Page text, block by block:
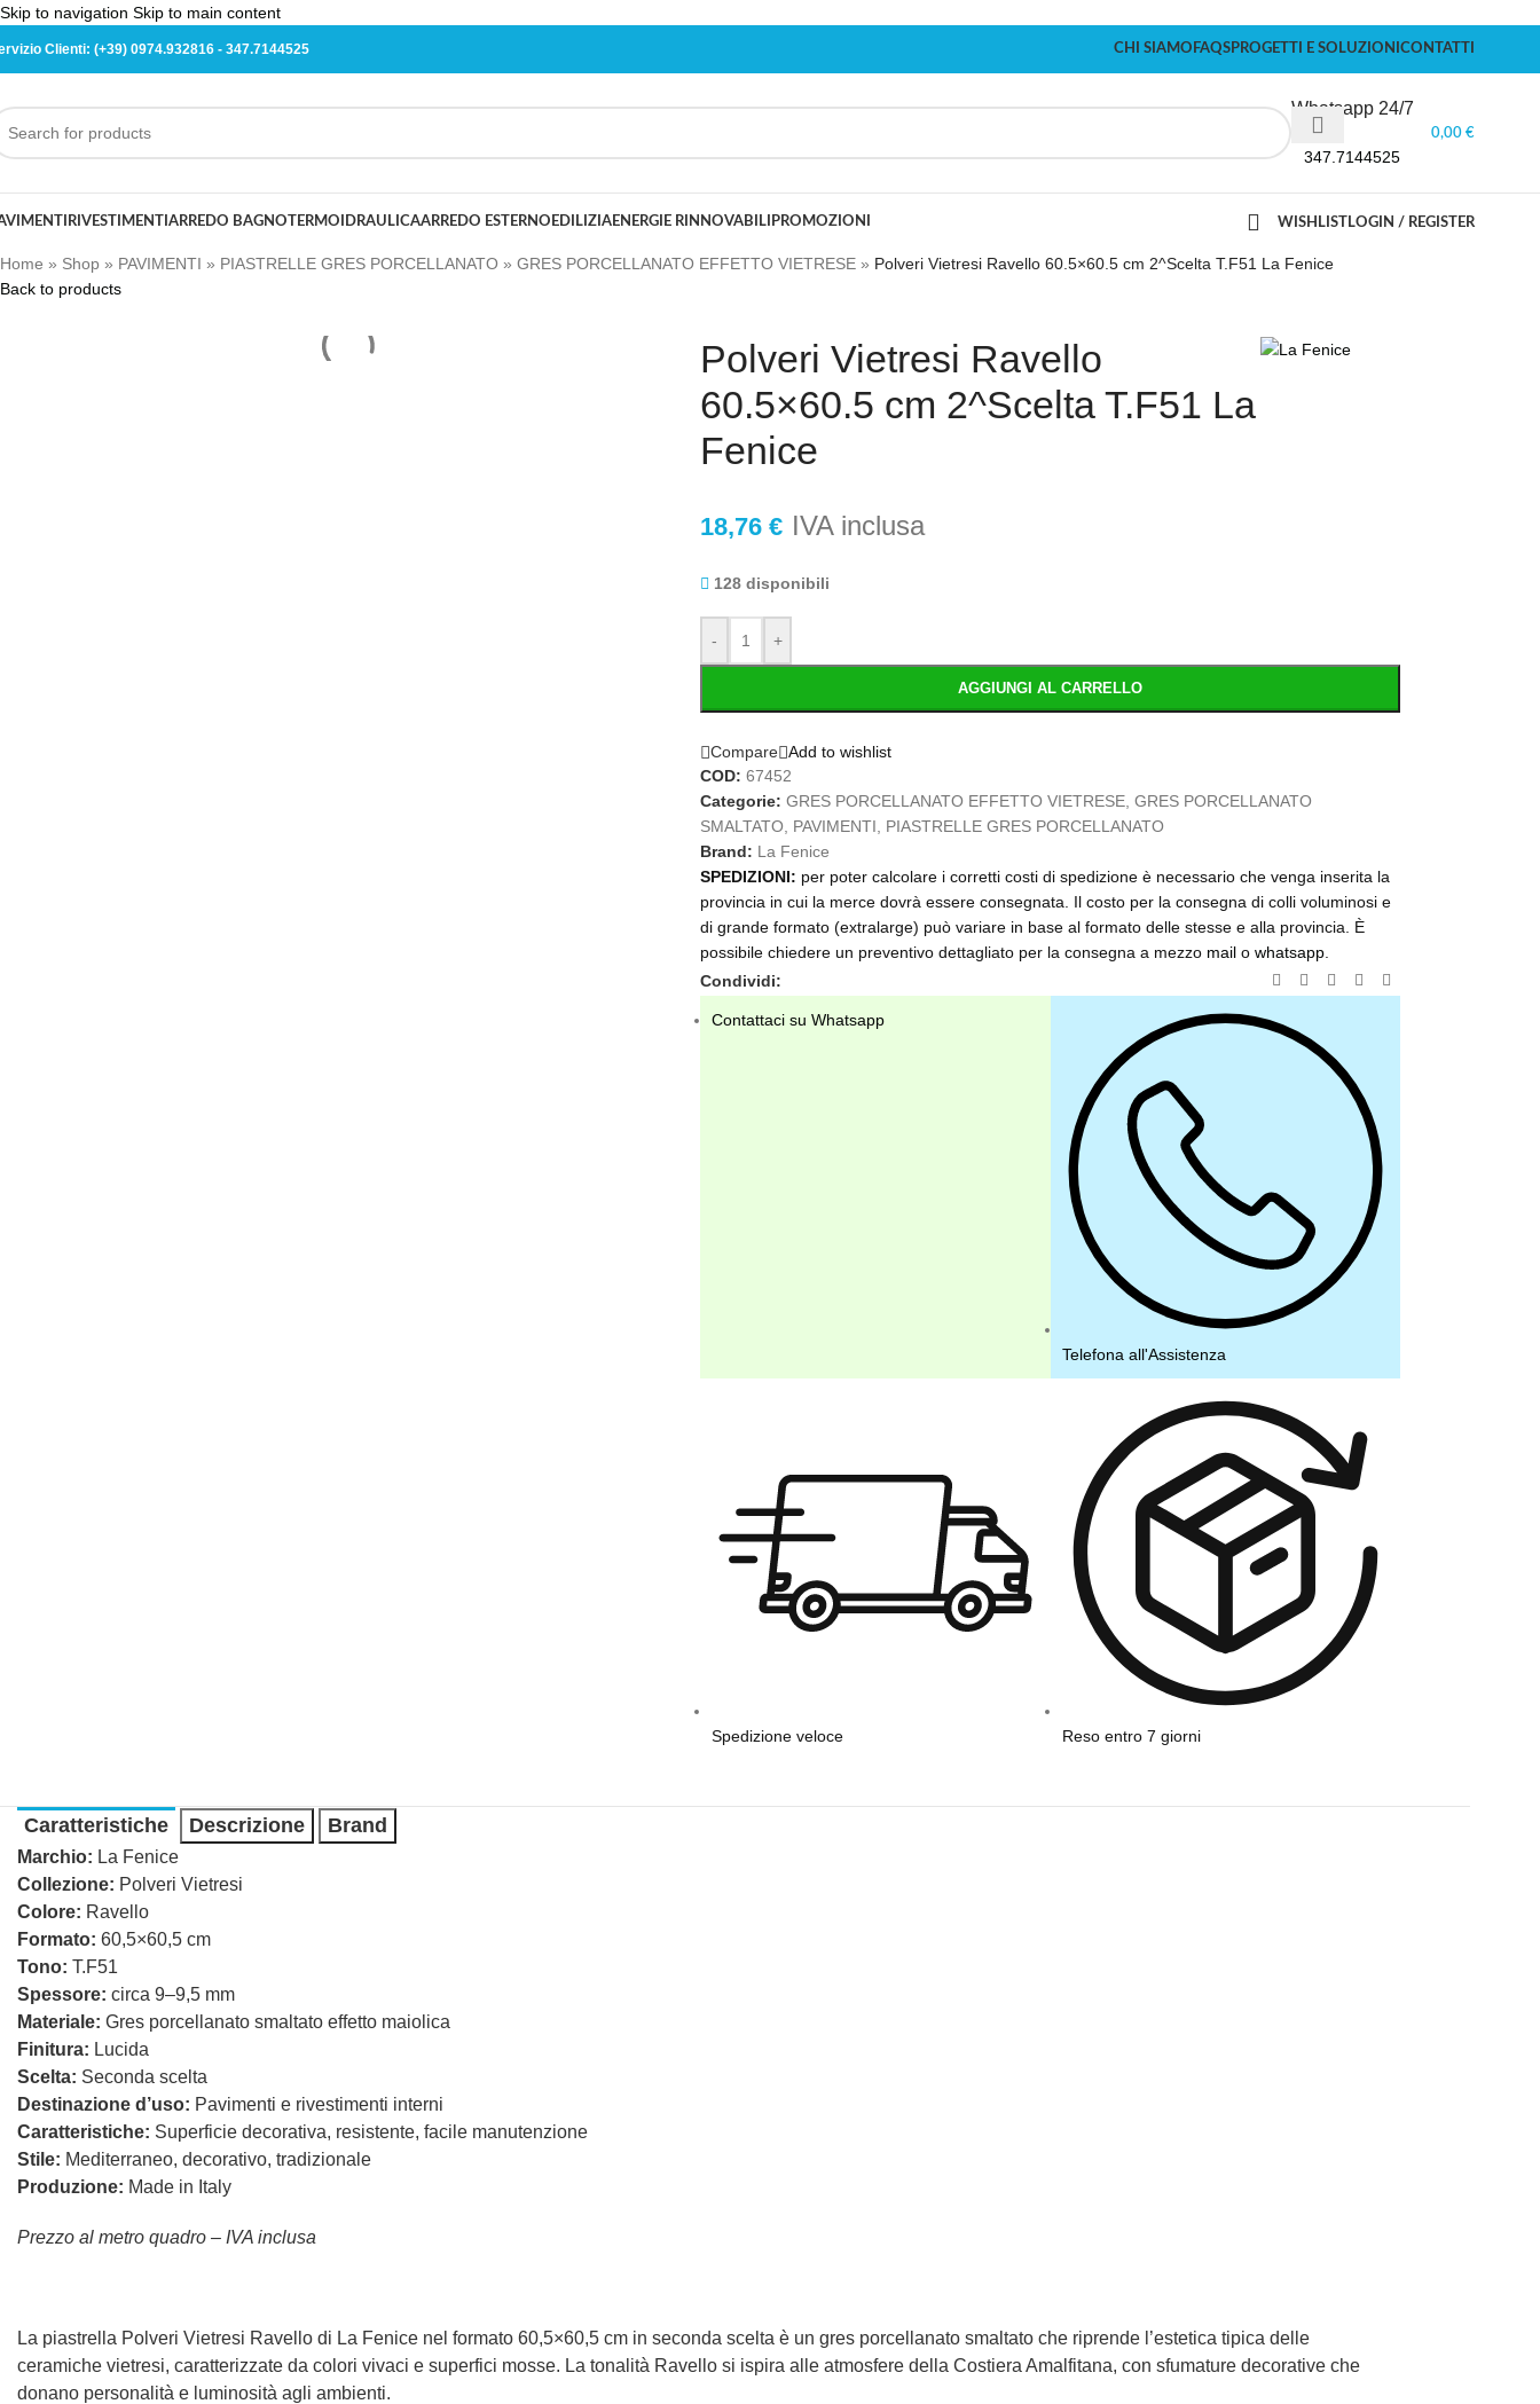
Skip to navigation Skip to main content
Clienti: (+39) 0974.932816 - 347.7144525 CHI SIAMO FAQSPROGETTI E SOLUZIONI CONTATTI
Whatsapp 24/7
347.7144525
0,00 €
RIVESTIMENTI ARREDO BAGNOTERMOIDRAULICAARREDO ESTERNO EDILIZIAENERGIE RINNOVABILI PROMOZIONI WISHLISTLOGIN / REGISTER
Home » Shop » PAVIMENTI » PIASTRELLE GRES PORCELLANATO » GRES PORCELLANATO EFFETTO VIETRESE » Polveri Vietresi Ravello 60.5×60.5 cm 2^Scelta T.F51 La Fenice
Back to products
Polveri Vietresi Ravello
60.5×60.5 cm 2^Scelta T.F51 La
Fenice
18,76 € IVA inclusa
128 disponibili
- +
AGGIUNGI AL CARRELLO
Compare Add to wishlist
COD: 67452
Categorie: GRES PORCELLANATO EFFETTO VIETRESE GRES PORCELLANATO
SMALTATO PAVIMENTI
PIASTRELLE GRES PORCELLANATO
Brand: La Fenice
SPEDIZIONI: per poter calcolare i corretti costi di spedizione è necessario che venga inserita la
provincia in cui la merce dovrà essere consegnata. Il costo per la consegna di colli voluminosi e
di grande formato (extralarge) può variare in base al formato delle stesse e alla provincia. È
possibile chiedere un preventivo dettagliato per la consegna a mezzo mail o whatsapp
Condividi:
Contattaci su Whatsapp
Telefona all'Assistenza
Spedizione veloce Reso entro 7 giorni
Caratteristiche Descrizione Brand
Marchio: La Fenice
Collezione: Polveri Vietresi
Colore: Ravello
Formato: 60,5×60,5 cm
Tono: T.F51
Spessore: circa 9–9,5 mm
Materiale: Gres porcellanato smaltato effetto maiolica
Finitura: Lucida
Scelta: Seconda scelta
Destinazione d’uso: Pavimenti e rivestimenti interni
Caratteristiche: Superficie decorativa, resistente, facile manutenzione
Stile: Mediterraneo, decorativo, tradizionale
Produzione: Made in Italy
Prezzo al metro quadro – IVA inclusa
La piastrella Polveri Vietresi Ravello di La Fenice nel formato 60,5×60,5 cm in seconda scelta è un gres porcellanato smaltato che riprende l’estetica tipica delle
ceramiche vietresi, caratterizzate da colori vivaci e superfici mosse. La tonalità Ravello si ispira alle atmosfere della Costiera Amalfitana, con sfumature decorative che
donano personalità e luminosità agli ambienti.